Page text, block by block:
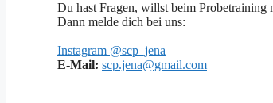
Du hast Fragen, willst beim Probetraining
Dann melde dich bei uns:
Instagram @scp_jena
E-Mail: scp.jena@gmail.com